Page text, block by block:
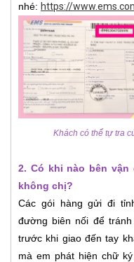
nhé: https://
Khách có thể tự tra
2. Có khi nào bên vận
không chị?
Các gói hàng gửi đi
đường biên nối để
trước khi giao đến tay
mà em phát hiện chữ